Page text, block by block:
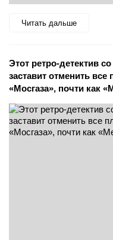
Читать дальше
Этот ретро-детектив
заставит отменить
«Мосгаза», почти как